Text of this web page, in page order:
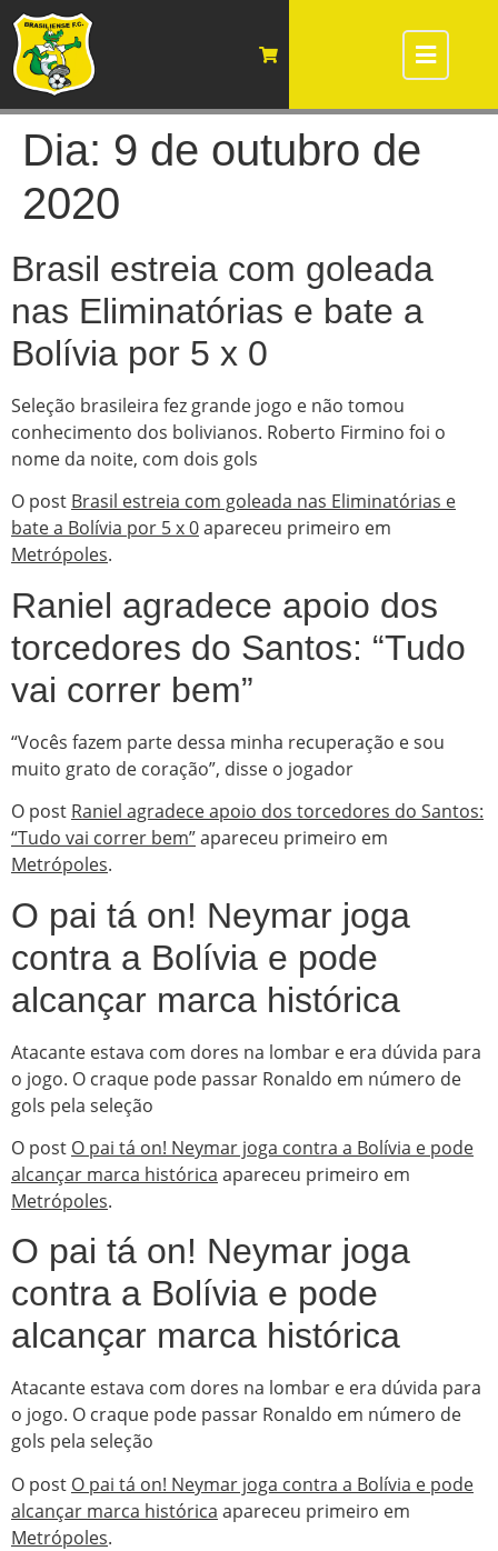
Dia: 9 de outubro de
2020
Brasil estreia com goleada
nas Eliminatórias e bate a
Bolívia por 5 x 0
Seleção brasileira fez grande jogo e não tomou
conhecimento dos bolivianos. Roberto Firmino foi o
nome da noite, com dois gols
O post Brasil estreia com goleada nas Eliminatórias e
bate a Bolívia por 5 x 0apareceu primeiro em
Metrópoles.
Raniel agradece apoio dos
torcedores do Santos: “Tudo
vai correr bem”
“Vocês fazem parte dessa minha recuperação e sou
muito grato de coração”, disse o jogador
O post Raniel agradece apoio dos torcedores do Santos:
“Tudo vai correr bem”apareceu primeiro em
Metrópoles.
O pai tá on! Neymar joga
contra a Bolívia e pode
alcançar marca histórica
Atacante estava com dores na lombar e era dúvida para
o jogo. O craque pode passar Ronaldo em número de
gols pela seleção
O post O pai tá on! Neymar joga contra a Bolívia e pode
alcançar marca histórica apareceu primeiro em
Metrópoles.
O pai tá on! Neymar joga
contra a Bolívia e pode
alcançar marca histórica
Atacante estava com dores na lombar e era dúvida para
o jogo. O craque pode passar Ronaldo em número de
gols pela seleção
O post O pai tá on! Neymar joga contra a Bolívia e pode
alcançar marca histórica apareceu primeiro em
Metrópoles.